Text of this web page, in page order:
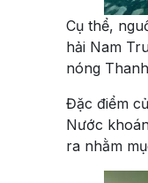
Cụ thể,
hải Nam
nóng
Đặc điểm
Nước
ra nhằm